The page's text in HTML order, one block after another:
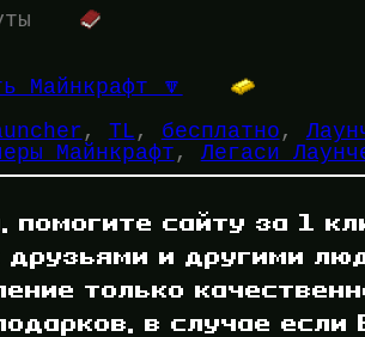
Майнкрафт 🔽
, TL , бесплатно ,
Майнкрафт, Легаси
помогите сайту за 1
друзьями и другими
только
в случае если